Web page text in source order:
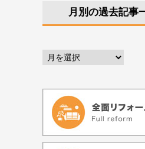
月別の過去記事